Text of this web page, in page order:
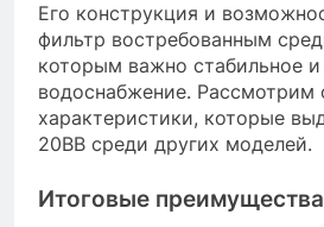
Его конструкция и
фильтр востребованным
которым важно стабильное и
водоснабжение. Рассмотрим
характеристики, которые
20BB среди других моделей.
Итоговые